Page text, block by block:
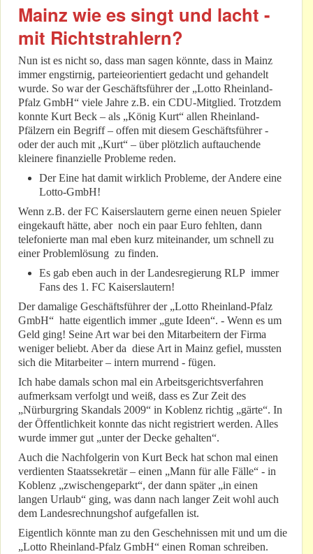
Mainz wie es singt und lacht -
mit Richtstrahlern?
Nun ist es nicht so, dass man sagen könnte, dass in Mainz
immer engstirnig, parteieorientiert gedacht und gehandelt
wurde. So war der Geschäftsführer der „Lotto Rheinland-
Pfalz GmbH“ viele Jahre z.B. ein CDU-Mitglied. Trotzdem
konnte Kurt Beck – als „König Kurt“ allen Rheinland-
Pfälzern ein Begriff – offen mit diesem Geschäftsführer -
oder der auch mit „Kurt“ – über plötzlich auftauchende
kleinere finanzielle Probleme reden.
Der Eine hat damit wirklich Probleme, der Andere eine
Lotto-GmbH!
Wenn z.B. der FC Kaiserslautern gerne einen neuen Spieler
eingekauft hätte, aber noch ein paar Euro fehlten, dann
telefonierte man mal eben kurz miteinander, um schnell zu
einer Problemlösung zu finden.
Es gab eben auch in der Landesregierung RLP immer
Fans des 1. FC Kaiserslautern!
Der damalige Geschäftsführer der „Lotto Rheinland-Pfalz
GmbH“ hatte eigentlich immer „gute Ideen“. - Wenn es um
Geld ging! Seine Art war bei den Mitarbeitern der Firma
weniger beliebt. Aber da diese Art in Mainz gefiel, mussten
sich die Mitarbeiter – intern murrend - fügen.
Ich habe damals schon mal ein Arbeitsgerichtsverfahren
aufmerksam verfolgt und weiß, dass es Zur Zeit des
„Nürburgring Skandals 2009“ in Koblenz richtig „gärte“. In
der Öffentlichkeit konnte das nicht registriert werden. Alles
wurde immer gut „unter der Decke gehalten“.
Auch die Nachfolgerin von Kurt Beck hat schon mal einen
verdienten Staatssekretär – einen „Mann für alle Fälle“ - in
Koblenz „zwischengeparkt“, der dann später „in einen
langen Urlaub“ ging, was dann nach langer Zeit wohl auch
dem Landesrechnungshof aufgefallen ist.
Eigentlich könnte man zu den Geschehnissen mit und um die
„Lotto Rheinland-Pfalz GmbH“ einen Roman schreiben.